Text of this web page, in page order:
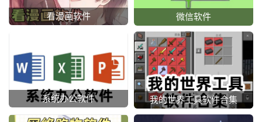
看漫画软件 微信软件
系统办公软件 我的世界工具软件合集